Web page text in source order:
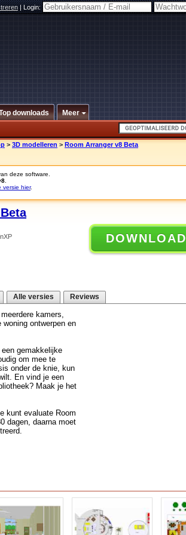
|Login:
downloads Meer
> 3D modelleren > Room Arranger v8 Beta
deze software.
versie hier.
DOWNLOAD
Alle versies Reviews
kamers,
ontwerpen en
gemakkelijke
om mee te
onder de knie, kun
En vind je een
Maak je het
kunt evaluate Room
dagen, daarna moet